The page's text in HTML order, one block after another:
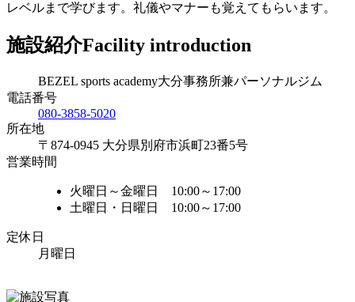
レベルまで学びます。礼儀やマナーも覚えてもらいます。
施設紹介Facility introduction
BEZEL sports academy大分事務所兼パーソナルジム
電話番号
080-3858-5020
所在地
〒874-0945 大分県別府市浜町23番5号
営業時間
火曜日～金曜日 10:00～17:00
土曜日・日曜日 10:00～17:00
定休日
月曜日